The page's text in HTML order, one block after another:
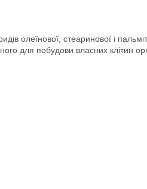
олеїнової, стеаринової і
для побудови власних клітин